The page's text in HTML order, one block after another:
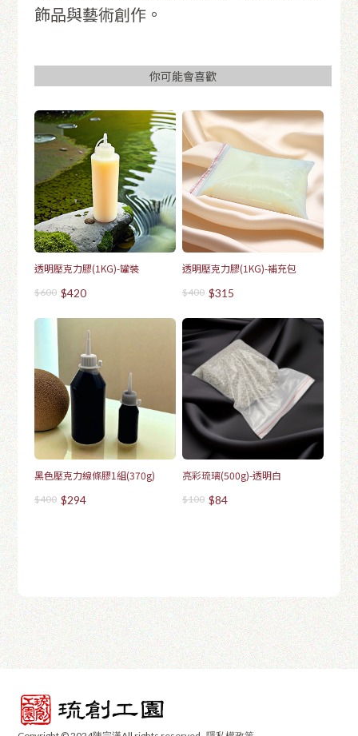
飾品與藝術創作。
你可能會喜歡
透明壓克力膠(1KG)-罐裝
$600 $420
透明壓克力膠(1KG)-補充包
$400 $315
黑色壓克力線條膠1組(370g)
$400 $294
亮彩琉璃(500g)-透明白
$100 $84